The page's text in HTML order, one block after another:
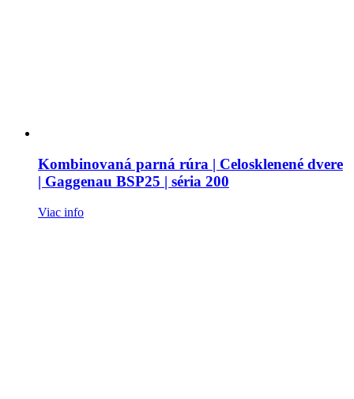
Kombinovaná parná rúra | Celosklenené dvere
| Gaggenau BSP25 | séria 200
Viac info